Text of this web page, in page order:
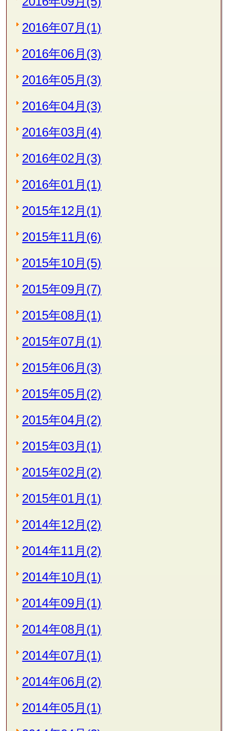
2016年07月(1)
2016年06月(3)
2016年05月(3)
2016年04月(3)
2016年03月(4)
2016年02月(3)
2016年01月(1)
2015年12月(1)
2015年11月(6)
2015年10月(5)
2015年09月(7)
2015年08月(1)
2015年07月(1)
2015年06月(3)
2015年05月(2)
2015年04月(2)
2015年03月(1)
2015年02月(2)
2015年01月(1)
2014年12月(2)
2014年11月(2)
2014年10月(1)
2014年09月(1)
2014年08月(1)
2014年07月(1)
2014年06月(2)
2014年05月(1)